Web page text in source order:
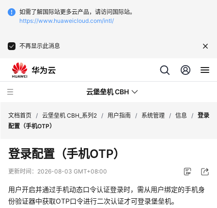
如需了解国际站更多云产品，请访问国际站。
https://www.huaweicloud.com/intl/
不再显示此消息
云堡垒机 CBH
最
动
态
文档首页 / 云堡垒机 CBH_系列2 / 用户指南 / 系统管理 / 信息 / 登录
配置（手机OTP）
登录配置（手机OTP）
更新时间： 2026-08-03 GMT+08:00
用户开启并通过手机动态口令认证登录时，需从用户绑定的手机身
份验证器中获取OTP口令进行二次认证才可登录堡垒机。